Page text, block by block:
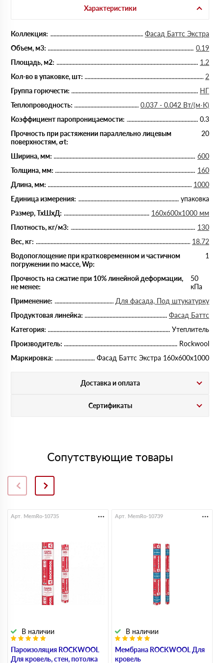
Характеристики
Коллекция:
Фасад Баттс Экстра
Объем, м3:
0.19
Площадь, м2:
1.2
Кол-во в упаковке, шт:
2
Группа горючести:
НГ
Теплопроводность:
0.037 - 0.042 Вт/(м·К)
Коэффициент паропроницаемости:
0.3
Прочность при растяжении параллельно лицевым
поверхностям, σt:
20
Ширина, мм:
600
Толщина, мм:
160
Длина, мм:
1000
Единица измерения:
упаковка
Размер, ТхШхД:
160х600х1000 мм
Плотность, кг/м3:
130
Вес, кг:
18.72
Водопоглощение при кратковременном и частичном
погружении по массе, Wp:
1
Прочность на сжатие при 10% линейной деформации,
не менее:
50
кПа
Применение:
Для фасада, Под штукатурку
Продуктовая линейка:
Фасад Баттс
Категория:
Утеплитель
Производитель:
Rockwool
Маркировка:
Фасад Баттс Экстра 160х600х1000
Доставка и оплата
Сертификаты
Сопутствующие товары
Пароизоляция ROCKWOOL
Для кровель, стен, потолка
В наличии
Арт. MemRo-10735
Мембрана ROCKWOOL Для
кровель
В наличии
Арт. MemRo-10739